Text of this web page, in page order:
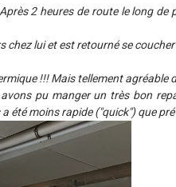
2 heures de route le long de
chez lui et est retourné se coucher
!!! Mais tellement agréable
pu manger un très bon
été moins rapide ("quick") que